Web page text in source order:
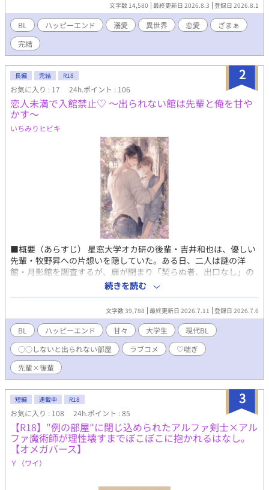
文字数 14,580 最終更新日 2026.8.3 登録日 2026.8.1
BL ハッピーエンド 溺愛 異世界 恋愛
ざまぁ
完結
2
長編 完結 R18
お気に入り : 17 24h.ポイント : 106
恋人未満で入館禁止♡ 〜出られない館は先輩と俺を甘や
かす〜
いちみりヒビキ
■概要（あらすじ） 星窓大学オカ研の後輩・吉井和也は、優しい
先輩・牧野昇への片想いを隠していた。ある日、二人は謎の洋
館・月影館を調査するが、扉が閉まり「契らぬ者、出口なし」の
文字が現れる。怖いはずなのに、昇の近くにいるほど和也の本音
は暴かれていく。恋人未満の二人を、出られない館が甘くおせっ
かいに後押しする、濃厚甘々BLラブコメ。 ■一言コメント ○○
しないと出られない館 ホラー＆ラブコメ＆甘々 ■タグ BL / ボー
イズラブ / R18 / 現代BL / 先輩×後輩 / ○○しないと出られない部
屋 ラブコメ / 両想い / ♡喘ぎ / ハッピーエンド ■AI活用 ・表紙
（AIイラスト） ・会話テンポ＆文章校正 ・タイトル/名前/タグ案
■そのほか 成人対象（R18）
続きを読む
文字数 39,788 最終更新日 2026.7.11 登録日 2026.7.6
BL ハッピーエンド 甘々 大学生
現代BL
○○しないと出られない部屋
ラブコメ
♡喘ぎ
先輩×後輩
3
短編 連載中 R18
お気に入り : 108 24h.ポイント : 85
【R18】″例の部屋″に閉じ込められたアルファ剣士×アル
ファ魔術師が理性壊すまでぼこぼこに抱かれるはなし。
【オメガバース】
Ｙ（ワイ）